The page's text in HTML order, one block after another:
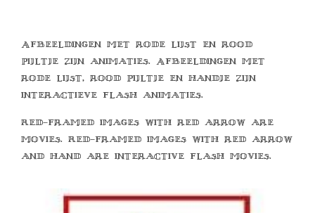
Afbeeldingen met rode lijst en rood
pijltje zijn animaties. Afbeeldingen met
rode lijst, rood pijltje en handje zijn
interactieve flash animaties.
Red-framed images with red arrow are
movies. Red-framed images with red arrow
and hand are interactive flash movies.